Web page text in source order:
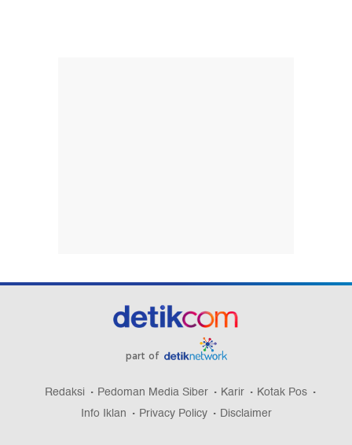
part of
Redaksi Pedoman Media Siber Karir
Kotak Pos
Info Iklan
Privacy Policy Disclaimer